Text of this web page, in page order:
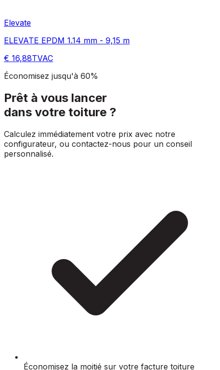
Elevate
ELEVATE EPDM 1.14 mm - 9,15 m
€ 16,88TVAC
Économisez jusqu'à 60%
Prêt à vous lancer
dans votre toiture ?
Calculez immédiatement votre prix avec notre
configurateur, ou contactez-nous pour un conseil
personnalisé.
Économisez la moitié sur votre facture toiture